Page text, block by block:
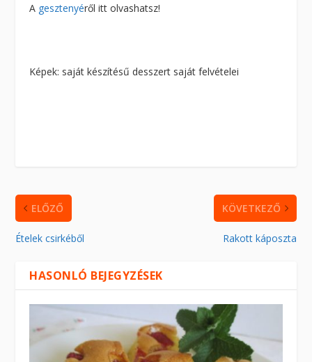
A gesztenyéről itt olvashatsz!
Képek: saját készítésű desszert saját felvételei
ELŐZŐ
Ételek csirkéből
KÖVETKEZŐ
Rakott káposzta
HASONLÓ BEJEGYZÉSEK